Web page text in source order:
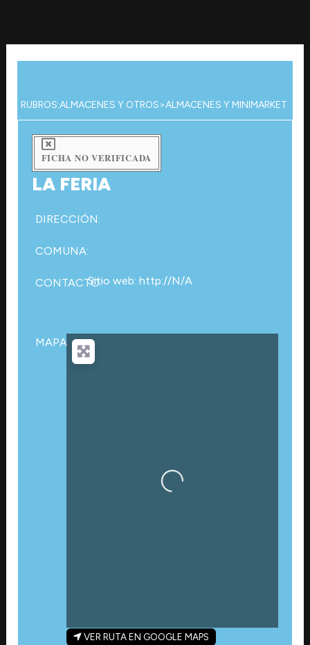
contenido
RUBROS:ALMACENES Y OTROS>ALMACENES Y MINIMARKET
FICHA NO VERIFICADA
LA FERIA
DIRECCIÓN:
COMUNA:
CONTACTO:Sitio web: http://N/A
MAPA:
Cargando…
VER RUTA EN GOOGLE MAPS